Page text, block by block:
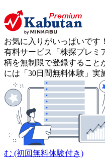
お気に入りがいっぱいです！
有料サービス「株探プレミ
柄を無制限で登録すること
には「30日間無料体験」実
む (初回無料体験付き)